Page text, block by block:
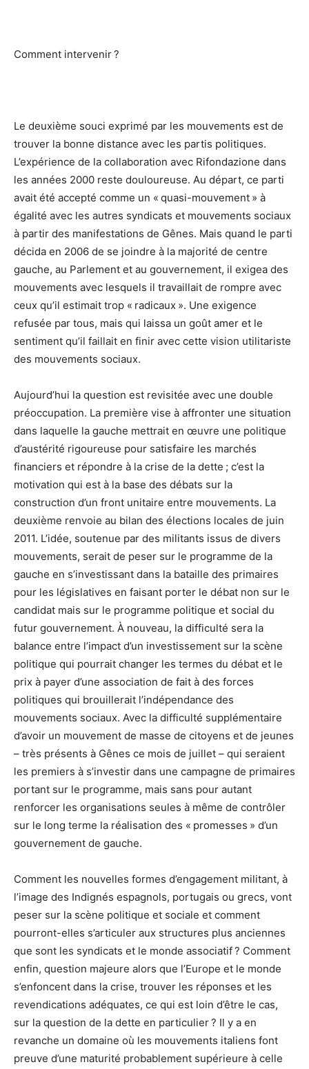
Comment intervenir ?
Le deuxième souci exprimé par les mouvements est de
trouver la bonne distance avec les partis politiques.
L’expérience de la collaboration avec Rifondazione dans
les années 2000 reste douloureuse. Au départ, ce parti
avait été accepté comme un « quasi-mouvement » à
égalité avec les autres syndicats et mouvements sociaux
à partir des manifestations de Gênes. Mais quand le parti
décida en 2006 de se joindre à la majorité de centre
gauche, au Parlement et au gouvernement, il exigea des
mouvements avec lesquels il travaillait de rompre avec
ceux qu’il estimait trop « radicaux ». Une exigence
refusée par tous, mais qui laissa un goût amer et le
sentiment qu’il faillait en finir avec cette vision utilitariste
des mouvements sociaux.
Aujourd’hui la question est revisitée avec une double
préoccupation. La première vise à affronter une situation
dans laquelle la gauche mettrait en œuvre une politique
d’austérité rigoureuse pour satisfaire les marchés
financiers et répondre à la crise de la dette ; c’est la
motivation qui est à la base des débats sur la
construction d’un front unitaire entre mouvements. La
deuxième renvoie au bilan des élections locales de juin
2011. L’idée, soutenue par des militants issus de divers
mouvements, serait de peser sur le programme de la
gauche en s’investissant dans la bataille des primaires
pour les législatives en faisant porter le débat non sur le
candidat mais sur le programme politique et social du
futur gouvernement. À nouveau, la difficulté sera la
balance entre l’impact d’un investissement sur la scène
politique qui pourrait changer les termes du débat et le
prix à payer d’une association de fait à des forces
politiques qui brouillerait l’indépendance des
mouvements sociaux. Avec la difficulté supplémentaire
d’avoir un mouvement de masse de citoyens et de jeunes
– très présents à Gênes ce mois de juillet – qui seraient
les premiers à s’investir dans une campagne de primaires
portant sur le programme, mais sans pour autant
renforcer les organisations seules à même de contrôler
sur le long terme la réalisation des « promesses » d’un
gouvernement de gauche.
Comment les nouvelles formes d’engagement militant, à
l’image des Indignés espagnols, portugais ou grecs, vont
peser sur la scène politique et sociale et comment
pourront-elles s’articuler aux structures plus anciennes
que sont les syndicats et le monde associatif ? Comment
enfin, question majeure alors que l’Europe et le monde
s’enfoncent dans la crise, trouver les réponses et les
revendications adéquates, ce qui est loin d’être le cas,
sur la question de la dette en particulier ? Il y a en
revanche un domaine où les mouvements italiens font
preuve d’une maturité probablement supérieure à celle